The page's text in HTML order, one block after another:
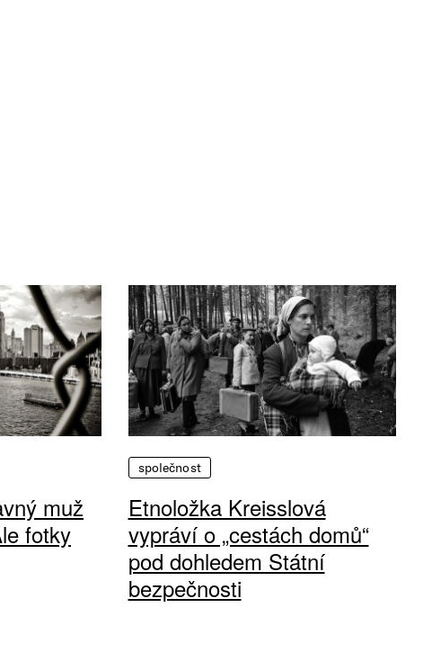
muž
fotky
společnost
Etnoložka Kreisslová
vypráví o „cestách domů“
pod dohledem Státní
bezpečnosti